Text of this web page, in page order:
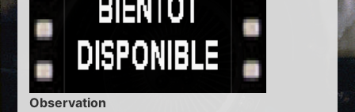
Observation